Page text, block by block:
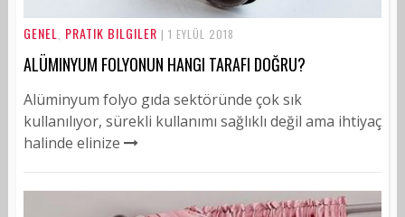
GENEL PRATIK BILGILER | 1 EYLÜL 2018
ALÜMINYUM FOLYONUN HANGI TARAFI DOĞRU?
Alüminyum folyo gıda sektöründe çok sık
kullanılıyor, sürekli kullanımı sağlıklı değil ama ihtiyaç
halinde elinize